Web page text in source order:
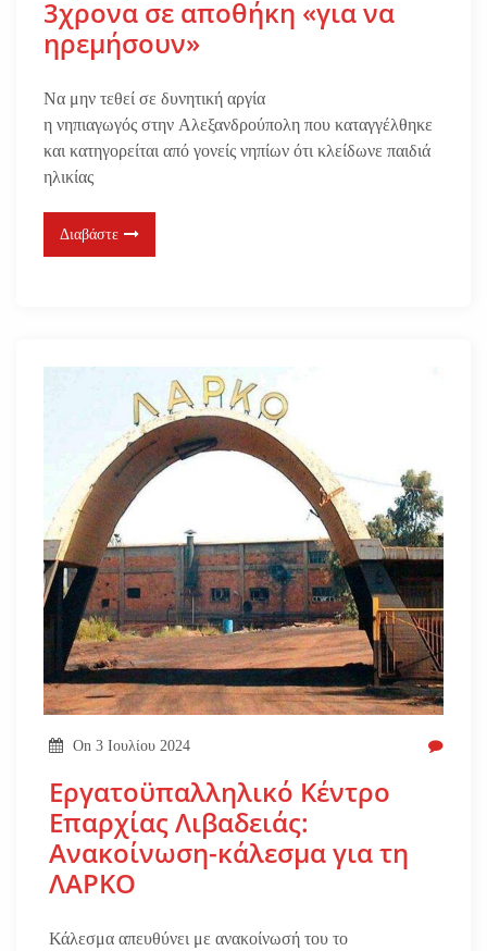
3χρονα σε αποθήκη «για να
ηρεμήσουν»
Να μην τεθεί σε δυνητική αργία
η νηπιαγωγός στην Αλεξανδρούπολη που καταγγέλθηκε
και κατηγορείται από γονείς νηπίων ότι κλείδωνε παιδιά
ηλικίας
Διαβάστε
On 3 Ιουλίου 2024
Εργατοϋπαλληλικό Κέντρο
Επαρχίας Λιβαδειάς:
Ανακοίνωση-κάλεσμα για τη
ΛΑΡΚΟ
Κάλεσμα απευθύνει με ανακοίνωσή του το